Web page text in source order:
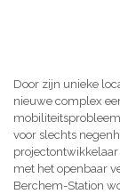
Door zijn unieke
nieuwe complex
voor slechts
met het openbaar
Berchem-Station